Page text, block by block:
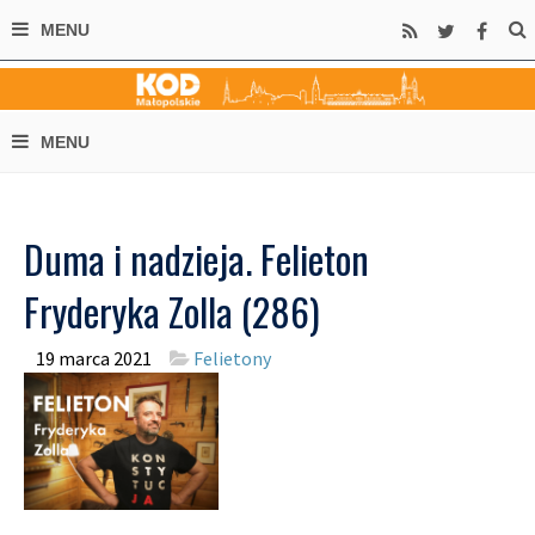
Duma i nadzieja. Felieton
Fryderyka Zolla (286)
19 marca 2021 Felietony